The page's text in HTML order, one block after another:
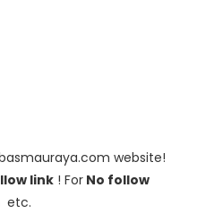
website!
link ! For No follow
etc.